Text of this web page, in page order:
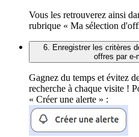
Vous les retrouverez ainsi
rubrique « Ma sélection
6. Enregistrer les critères
offres par e-
Gagnez du temps et évitez
recherche à chaque visite !
« Créer une alerte » :